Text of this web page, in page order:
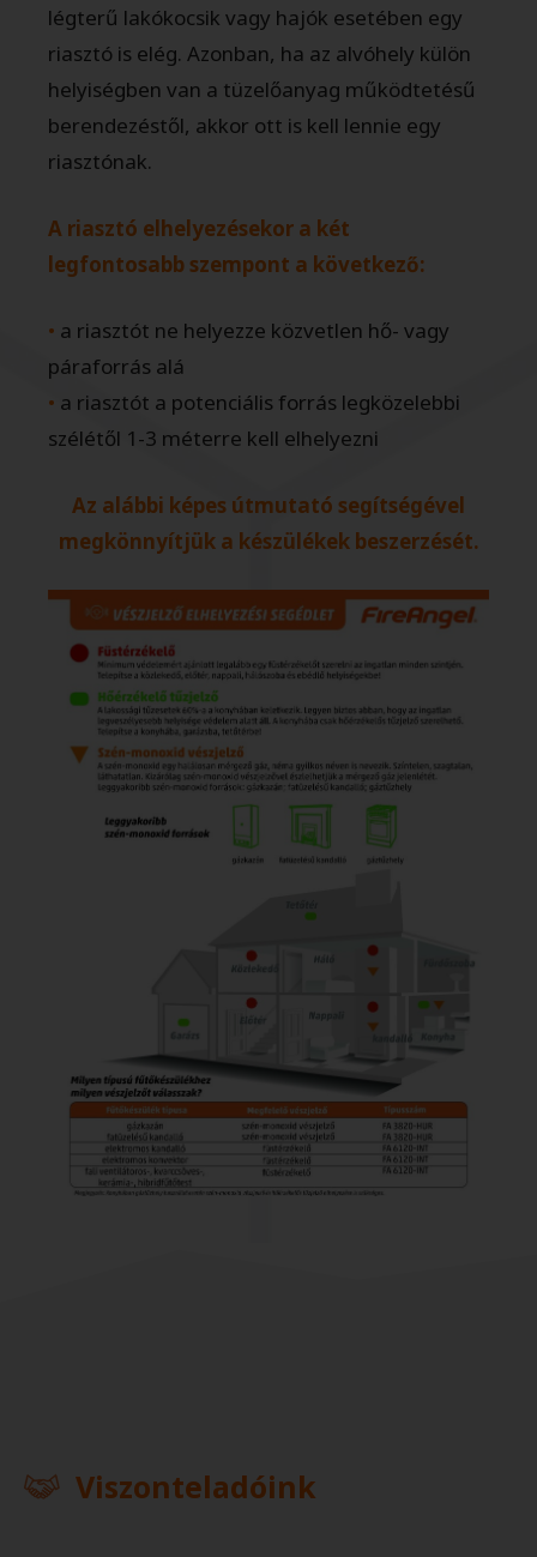
légterű lakókocsik vagy hajók esetében egy
riasztó is elég. Azonban, ha az alvóhely külön
helyiségben van a tüzelőanyag működtetésű
berendezéstől, akkor ott is kell lennie egy
riasztónak.
A riasztó elhelyezésekor a két
legfontosabb szempont a következő:
• a riasztót ne helyezze közvetlen hő- vagy
páraforrás alá
• a riasztót a potenciális forrás legközelebbi
szélétől 1-3 méterre kell elhelyezni
Az alábbi képes útmutató segítségével
megkönnyítjük a készülékek beszerzését.
Viszonteladóink